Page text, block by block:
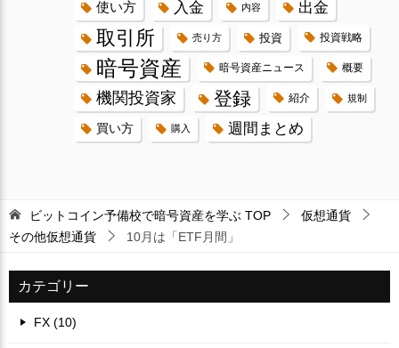
使い方 入金 内容 出金
取引所 売り方 投資 投資戦略
暗号資産 暗号資産ニュース 概要
機関投資家 登録 紹介 規制
買い方 購入 週間まとめ
ビットコイン予備校で暗号資産を学ぶ TOP
仮想通貨
その他仮想通貨
10月は「ETF月間」
カテゴリー
FX (10)